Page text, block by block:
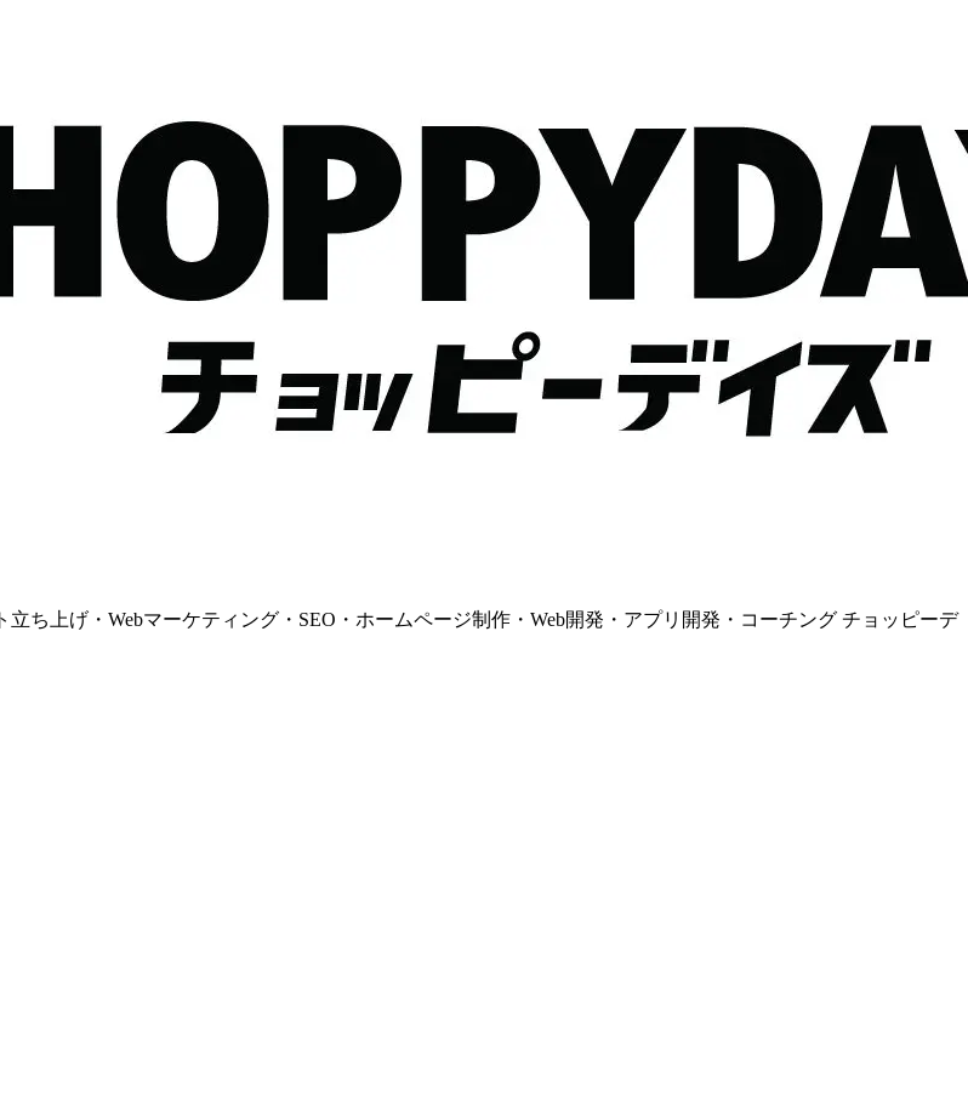
ち上げ・Webマーケティング・SEO・ホームページ制作・Web開発・アプリ開発・コーチング チョッピーデ